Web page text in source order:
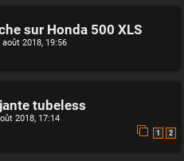
sur Honda 500 XLS
août 2018, 19:56
tubeless
2018, 17:14
1 2